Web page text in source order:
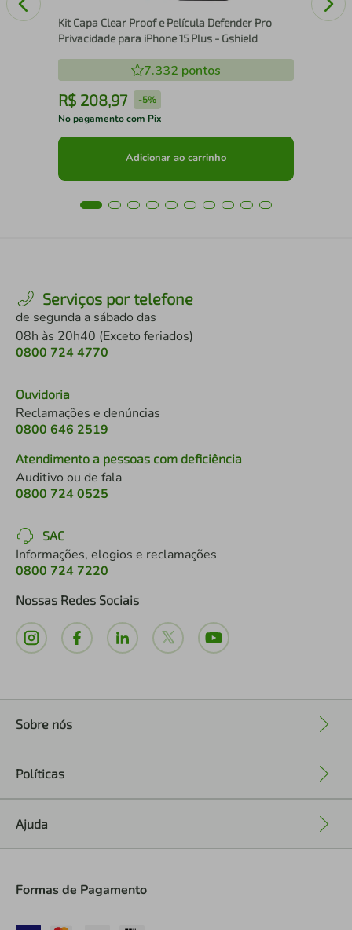
Kit Capa Clear Proof e Película Defender Pro
Privacidade para iPhone 15 Plus - Gshield
7.332 pontos
R$ 208,97 -5%
No pagamento com Pix
Adicionar ao carrinho
Serviços por telefone
de segunda a sábado das
08h às 20h40 (Exceto feriados)
0800 724 4770
Ouvidoria
Reclamações e denúncias
0800 646 2519
Atendimento a pessoas com deficiência
Auditivo ou de fala
0800 724 0525
SAC
Informações, elogios e reclamações
0800 724 7220
Nossas Redes Sociais
Sobre nós
Políticas
Ajuda
Formas de Pagamento